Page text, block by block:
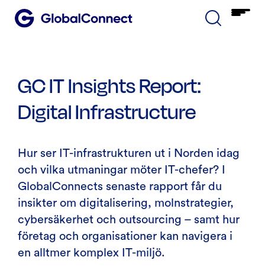
GC IT Insights Report:
Digital Infrastructure
Hur ser IT-infrastrukturen ut i Norden idag
och vilka utmaningar möter IT-chefer? I
GlobalConnects senaste rapport får du
insikter om digitalisering, molnstrategier,
cybersäkerhet och outsourcing – samt hur
företag och organisationer kan navigera i
en alltmer komplex IT-miljö.